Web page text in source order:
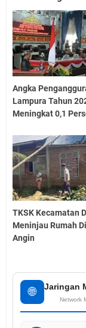
Angka
Lampura Tahun
Meningkat 0,1
TKSK Kecamatan
Meninjau Rumah
Angin
🌐 Jaringan
Network